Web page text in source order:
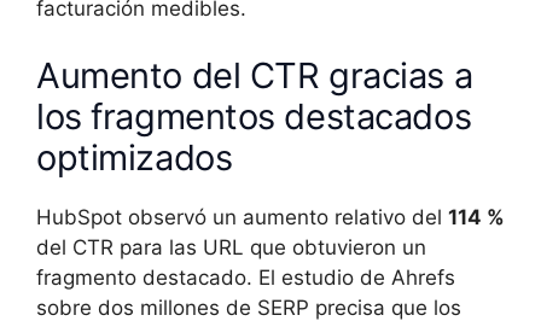
facturación medibles.
Aumento del CTR gracias a
los fragmentos destacados
optimizados
HubSpot observó un aumento relativo del 114 %
del CTR para las URL que obtuvieron un
fragmento destacado. El estudio de Ahrefs
sobre dos millones de SERP precisa que los